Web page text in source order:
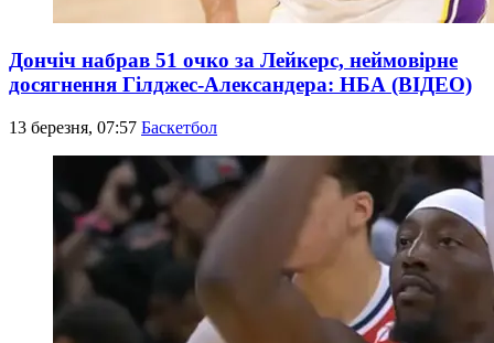
Дончіч набрав 51 очко за Лейкерс, неймовірне
досягнення Гілджес-Александера: НБА (ВІДЕО)
13 березня, 07:57 Баскетбол